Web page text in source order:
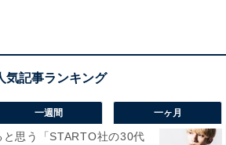
一週間 一ヶ月
思う「STARTO社の30代